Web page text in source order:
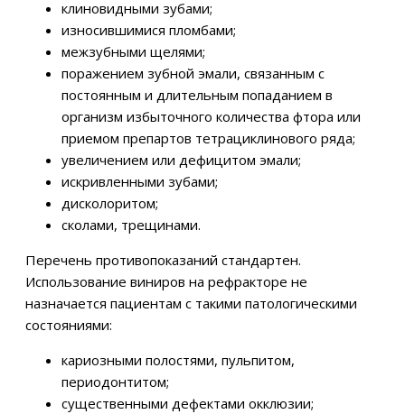
клиновидными зубами;
износившимися пломбами;
межзубными щелями;
поражением зубной эмали, связанным с
постоянным и длительным попаданием в
организм избыточного количества фтора или
приемом препартов тетрациклинового ряда;
увеличением или дефицитом эмали;
искривленными зубами;
дисколоритом;
сколами, трещинами.
Перечень противопоказаний стандартен.
Использование виниров на рефракторе не
назначается пациентам с такими патологическими
состояниями:
кариозными полостями, пульпитом,
периодонтитом;
существенными дефектами окклюзии;